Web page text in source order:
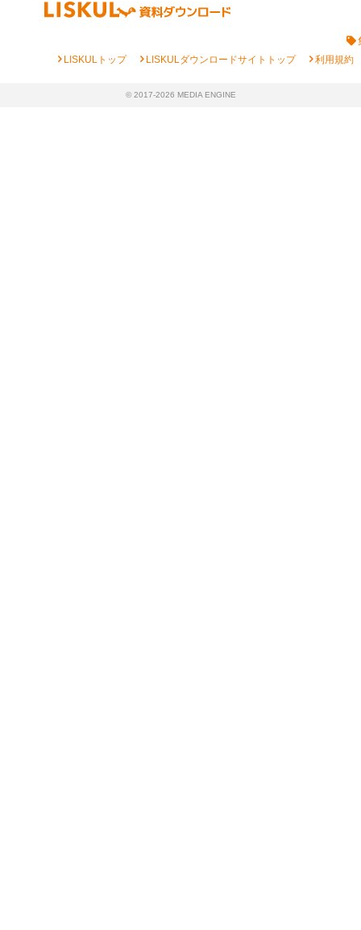
chevron_rightLISKULトップ chevron_rightLISKULダウンロードサイトトップ chevron_right利用規約
© 2017-2026 MEDIA ENGINE